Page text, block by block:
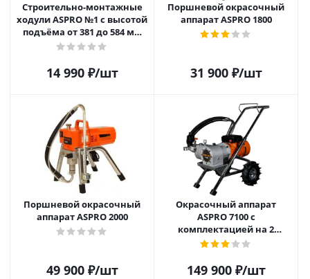
Строительно-монтажные
ходули ASPRO №1 с высотой
подъёма от 381 до 584 мм
(15"-23")
14 990₽/шт
Поршневой окрасочный
аппарат ASPRO 1800
31 900₽/шт
Поршневой окрасочный
аппарат ASPRO 2000
49 900₽/шт
Окрасочный аппарат
ASPRO 7100 с
комплектацией на 2
маляра
149 900₽/шт